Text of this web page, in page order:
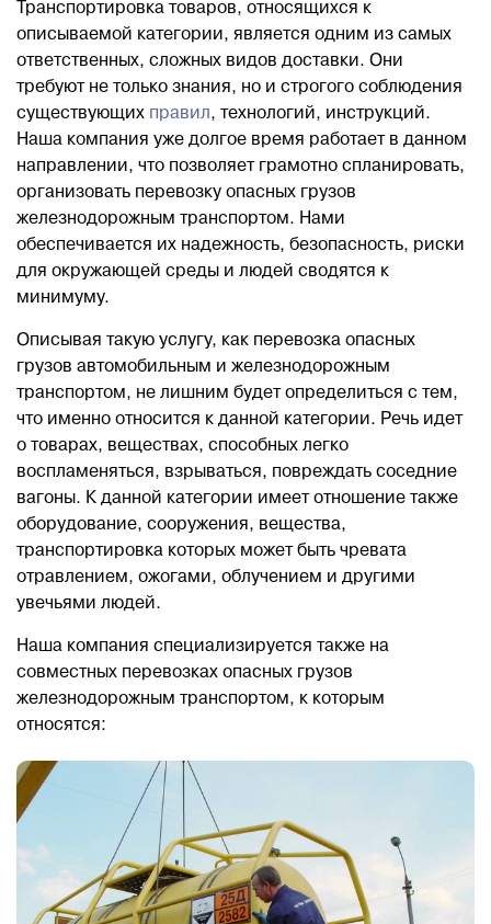
Транспортировка товаров, относящихся к
описываемой категории, является одним из самых
ответственных, сложных видов доставки. Они
требуют не только знания, но и строгого соблюдения
существующих правил , технологий, инструкций.
Наша компания уже долгое время работает в данном
направлении, что позволяет грамотно спланировать,
организовать перевозку опасных грузов
железнодорожным транспортом. Нами
обеспечивается их надежность, безопасность, риски
для окружающей среды и людей сводятся к
минимуму.
Описывая такую услугу, как перевозка опасных
грузов автомобильным и железнодорожным
транспортом, не лишним будет определиться с тем,
что именно относится к данной категории. Речь идет
о товарах, веществах, способных легко
воспламеняться, взрываться, повреждать соседние
вагоны. К данной категории имеет отношение также
оборудование, сооружения, вещества,
транспортировка которых может быть чревата
отравлением, ожогами, облучением и другими
увечьями людей.
Наша компания специализируется также на
совместных перевозках опасных грузов
железнодорожным транспортом, к которым
относятся: